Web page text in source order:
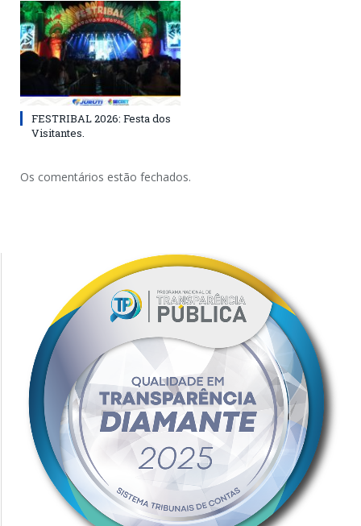
FESTRIBAL 2026: Festa dos
Visitantes.
Os comentários estão fechados.